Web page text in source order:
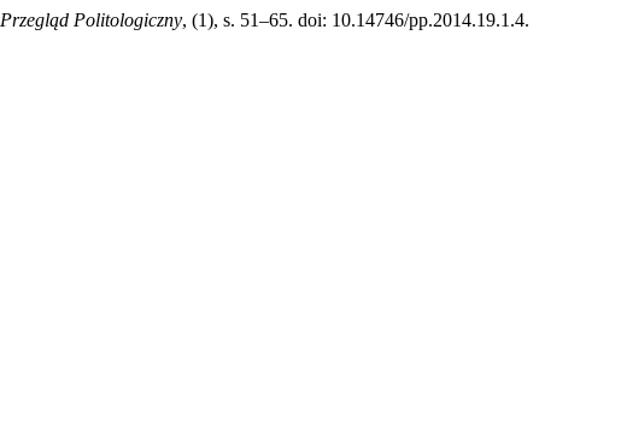
Przegląd Politologiczny, (1), s. 51–65. doi: 10.14746/pp.2014.19.1.4.